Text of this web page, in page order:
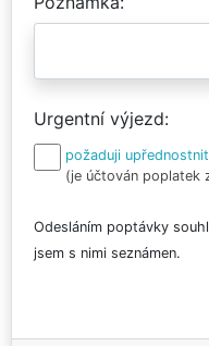
Urgentní výjezd
požaduji
(je účtován poplatek
Odesláním poptávky
jsem s nimi seznámen.